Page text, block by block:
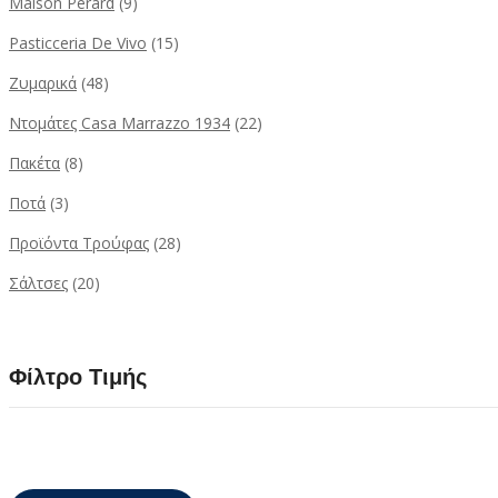
Pasticceria De Vivo (15)
Ζυμαρικά (48)
Ντομάτες Casa Marrazzo 1934 (22)
Πακέτα (8)
Ποτά (3)
Προϊόντα Τρούφας (28)
Σάλτσες (20)
Φίλτρο Τιμής